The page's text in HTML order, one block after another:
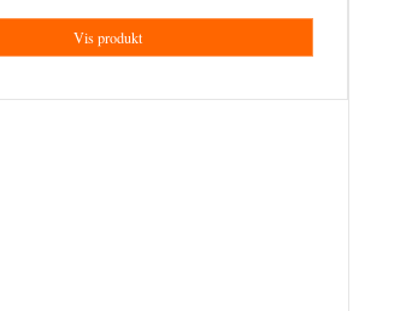
Vis produkt